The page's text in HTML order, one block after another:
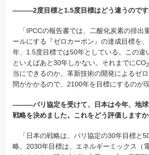
―――2度目標と1.5度目標はどう違うのです
「IPCCの報告書では、二酸化炭素の排出
ールにする『ゼロカーボン』の達成目標を
年、1.5度目標では50年としている。この違
といえばあと30年しかない。それまでにCO2
当にできるのか。革新技術の開発によるゼ
間がかかるので、2100年を目標にするのが
―――パリ協定を受けて、日本は今年、地球
戦略を決めました。これをどう評価しますか
「日本の戦略は、パリ協定の30年目標と
略。2030年目標は、エネルギーミックス（